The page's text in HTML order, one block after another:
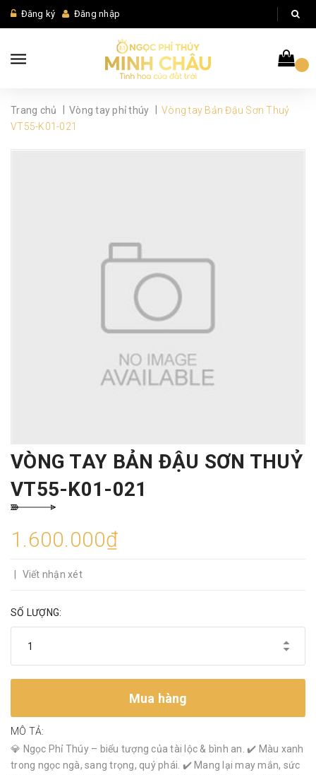
Đăng ký Đăng nhập
Trang chủ Vòng tay phỉ thúy
Vòng tay Bản Đậu Sơn Thuỷ
VT55-K01-021
VÒNG TAY BẢN ĐẬU SƠN THUỶ
VT55-K01-021
1.600.000₫
Viết nhận xét
SỐ LƯỢNG:
Mua hàng
MÔ TẢ:
💎 Ngọc Phỉ Thúy – biểu tượng của tài lộc & bình an. ✔️ Màu xanh
trong ngọc ngà, sang trọng, quý phái. ✔️ Mang lại may mắn, sức